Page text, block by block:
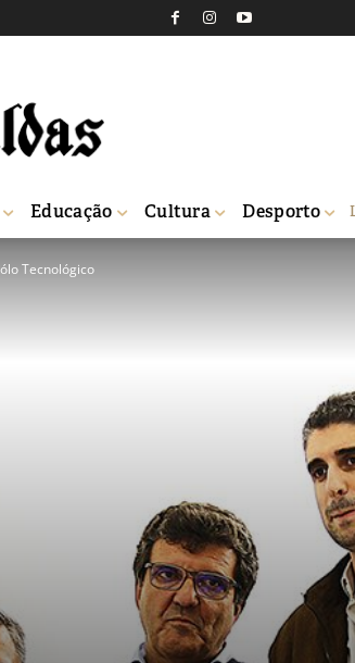
Educação Cultura Desporto
Tecnológico